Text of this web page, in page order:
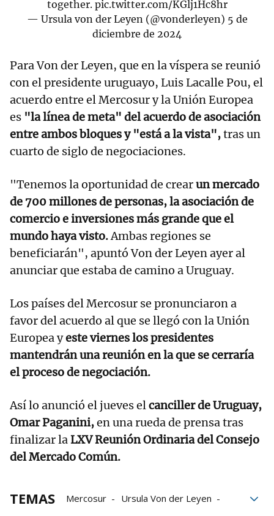
together. pic.twitter.com/KGlj1Hc8hr
— Ursula von der Leyen (@vonderleyen) 5 de
diciembre de 2024
Para Von der Leyen, que en la víspera se reunió
con el presidente uruguayo, Luis Lacalle Pou, el
acuerdo entre el Mercosur y la Unión Europea
es "la línea de meta" del acuerdo de asociación
entre ambos bloques y "está a la vista",tras un
cuarto de siglo de negociaciones.
"Tenemos la oportunidad de crearun mercado
de 700 millones de personas, la asociación de
comercio e inversiones más grande que el
mundo haya visto.Ambas regiones se
beneficiarán", apuntó Von der Leyen ayer al
anunciar que estaba de camino a Uruguay.
Los países del Mercosur se pronunciaron a
favor del acuerdo al que se llegó con la Unión
Europea yeste viernes los presidentes
mantendrán una reunión en la que se cerraría
el proceso de negociación.
Así lo anunció el jueves elcanciller de Uruguay,
Omar Paganini,en una rueda de prensa tras
finalizar laLXV Reunión Ordinaria del Consejo
del Mercado Común.
TEMAS Mercosur
Ursula Von der Leyen